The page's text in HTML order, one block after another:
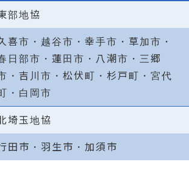
部地協
喜市・越谷市・幸手市・草加市・
日部市・蓮田市・八潮市・三郷
・吉川市・松伏町・杉戸町・宮代
・白岡市
埼玉地協
田市・羽生市・加須市